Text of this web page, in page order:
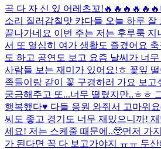
곡 다 자 신 있 어 레츠꼬!🔥🔥🔥🔥🔥🔥
소리 질러 감칠맛 캬다들 오늘 하루 잘
끝나가네요 이번 주는 저는 후루룩 지
서 또 열심히 여가 생활도 즐겼어요
도 하고 공연도 보고 요즘 날씨가 너
사람들 보는 재미가 있어요!ㅎ 꽃잎
족들이랑 같이 꽃 구경하러 가요 보고
궁금해주고 또...너무 떨렸지만..ㅎㅎ
행복했다♥️ 다들 응원 와줘서 고마워
씨도 좋고 경기도 너무 재밌으니까!
세요! 저는 스케줄 때문에..🥹먼저 가
가 된다면 꼭 다 보고가야지 ㅠㅠ 두산